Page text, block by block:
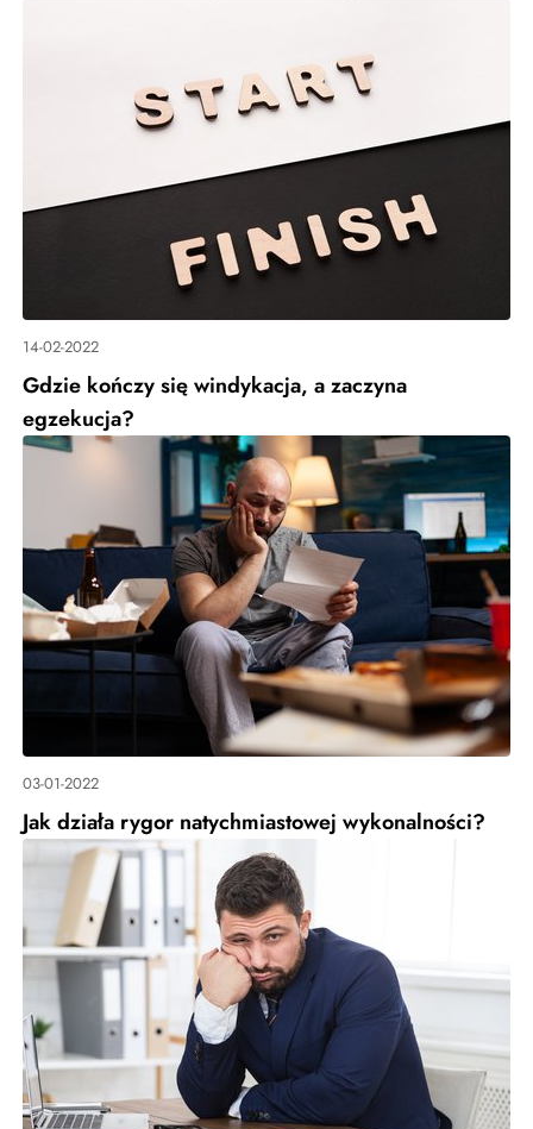
14-02-2022
Gdzie kończy się windykacja, a zaczyna
egzekucja?
03-01-2022
Jak działa rygor natychmiastowej wykonalności?